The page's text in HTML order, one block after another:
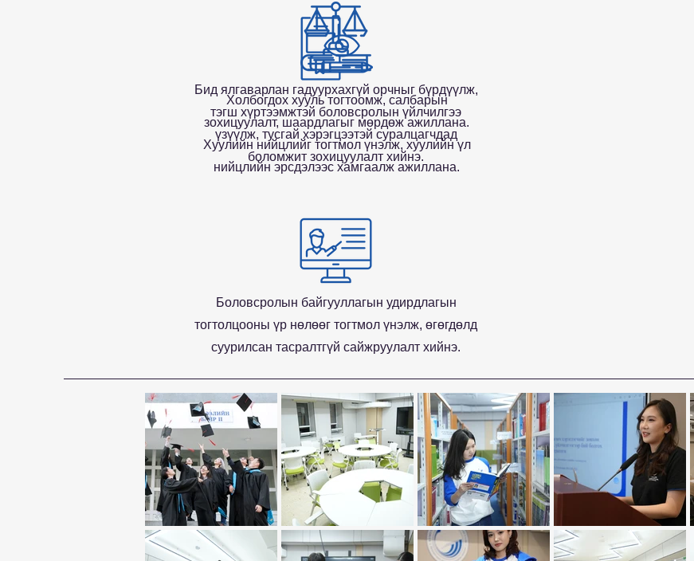
Холбогдох хууль тогтоомж, салбарын
зохицуулалт, шаардлагыг мөрдөж ажиллана.
Хуулийн нийцлийг тогтмол үнэлж, хуулийн үл
нийцлийн эрсдэлээс хамгаалж ажиллана.
Бид ялгаварлан гадуурхахгүй орчныг бүрдүүлж,
тэгш хүртээмжтэй боловсролын үйлчилгээ
үзүүлж, тусгай хэрэгцээтэй суралцагчдад
боломжит зохицуулалт хийнэ.
Боловсролын байгууллагын удирдлагын
тогтолцооны үр нөлөөг тогтмол үнэлж, өгөгдөлд
суурилсан тасралтгүй сайжруулалт хийнэ.